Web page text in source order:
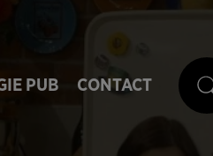
PUB CONTACT